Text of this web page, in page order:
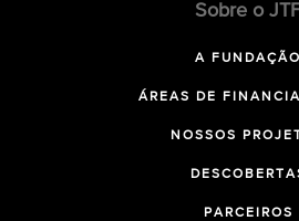
Sobre o
A FUNDAÇÃO
ÁREAS DE
NOSSOS
PARCEIROS